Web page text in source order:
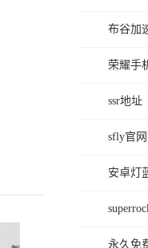
布谷加
荣耀手
ssr地址
sfly官
安卓灯
永久免